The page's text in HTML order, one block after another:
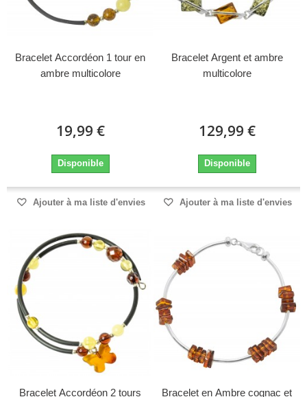
Bracelet Accordéon 1 tour en
ambre multicolore
19,99 €
Disponible
Ajouter à ma liste d'envies
Bracelet Argent et ambre
multicolore
129,99 €
Disponible
Ajouter à ma liste d'envies
Bracelet Accordéon 2 tours
Bracelet en Ambre cognac et